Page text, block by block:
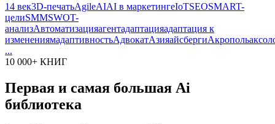
14 век3D-печатьAgileAIAI в маркетингеIoTSEOSMART-
целиSMMSWOT-
анализАвтоматизацияагентадаптацияадаптация к
изменениямадаптивностьАдвокатАзияайсбергиАкрополь
...
10 000+ КНИГ
Первая и самая большая Ai
библиотека